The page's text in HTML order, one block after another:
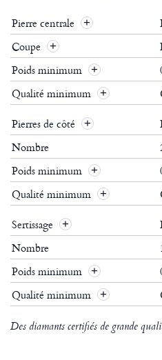
Pierre centrale
Coupe
Poids minimum
Qualité minimum
Pierres de côté
Nombre
Poids minimum
Qualité minimum
Sertissage
Nombre
Poids minimum
Qualité minimum
Des diamants certifiés de grande